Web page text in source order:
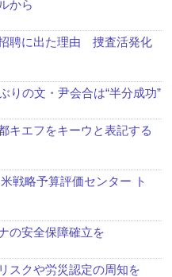
から
聘に出た理由 捜査活発化
りの文・尹会合は“半分成功”
キエフをキーウと表記する
戦略予算評価センター ト
の安全保障確立を
スクや労災認定の周知を